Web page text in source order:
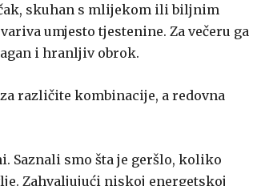
skuhan s mlijekom ili biljnim
umjesto tjestenine. Za večeru ga
i hranljiv obrok.
različite kombinacije, a redovna
Saznali smo šta je geršlo, koliko
Zahvaljujući niskoj energetskoj